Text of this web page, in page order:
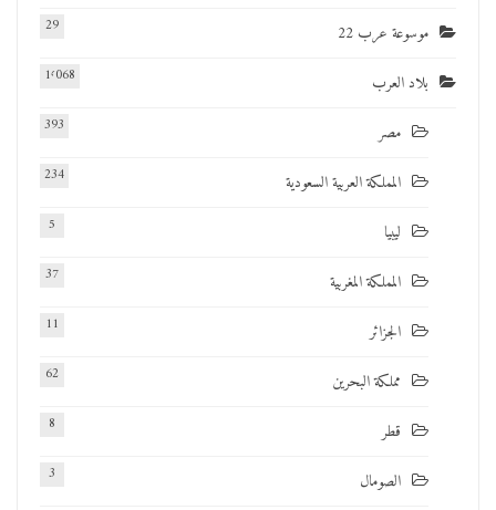
موسوعة عرب 22 29
بلاد العرب 1٬068
مصر 393
المملكة العربية السعودية 234
ليبيا 5
المملكة المغربية 37
الجزائر 11
مملكة البحرين 62
قطر 8
الصومال 3